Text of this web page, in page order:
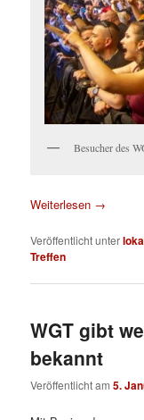
Besucher des
Weiterlesen →
Veröffentlicht unter
Treffen
WGT gibt
bekannt
Veröffentlicht am5.